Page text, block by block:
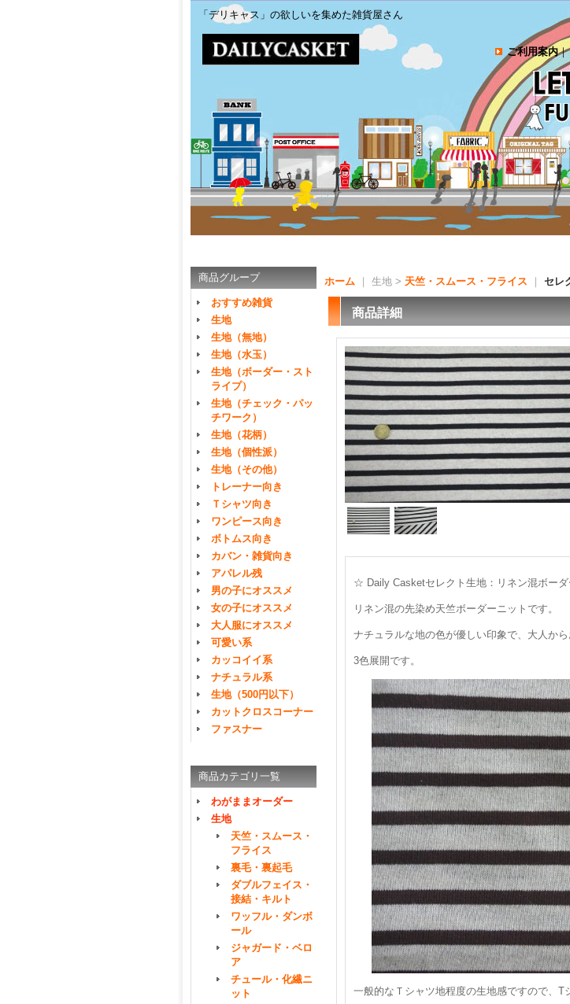
「デリキャス」の欲しいを集めた雑貨屋さん
ご利用案内｜
商品グループ
おすすめ雑貨
生地
生地（無地）
生地（水玉）
生地（ボーダー・スト
ライプ）
生地（チェック・パッ
チワーク）
生地（花柄）
生地（個性派）
生地（その他）
トレーナー向き
Ｔシャツ向き
ワンピース向き
ボトムス向き
カバン・雑貨向き
アパレル残
男の子にオススメ
女の子にオススメ
大人服にオススメ
可愛い系
カッコイイ系
ナチュラル系
生地（500円以下）
カットクロスコーナー
ファスナー
商品カテゴリ一覧
わがままオーダー
生地
天竺・スムース・
フライス
裏毛・裏起毛
ダブルフェイス・
接結・キルト
ワッフル・ダンボ
ール
ジャガード・ベロ
ア
チュール・化繊ニ
ット
ホーム ｜ 生地 > 天竺・スムース・フライス セレ
商品詳細
☆ Daily Casketセレクト生地：リネン混ボー
リネン混の先染め天竺ボーダーニットです。
ナチュラルな地の色が優しい印象で、大人か
3色展開です。
一般的なＴシャツ地程度の生地感ですので、T